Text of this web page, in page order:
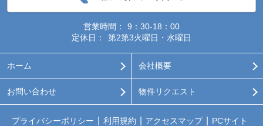
営業時間：
9：30-18：00
定休日：
第2第3火曜日・水曜日
ホーム 会社概要
お問い合わせ 物件リクエスト
プライバシーポリシー 利用規約 アクセスマップ
PCサイト